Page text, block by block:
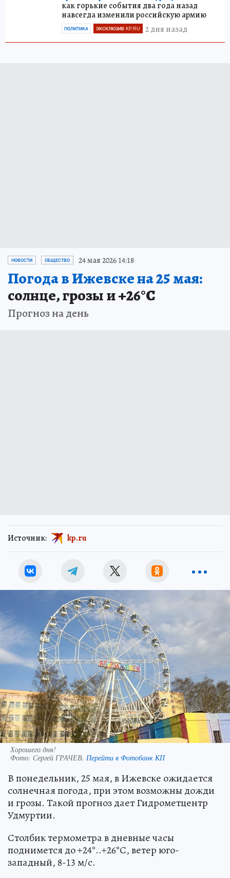
как горькие события два года назад
навсегда изменили российскую армию
2 дня назад
ПОЛИТИКА ЭКСКЛЮЗИВ KP.RU
НОВОСТИ ОБЩЕСТВО 24 мая 2026 14:18
Погода в Ижевске на 25 мая:
солнце, грозы и +26°С
Прогноз на день
Источник: kp.ru
Хорошего дня!
Фото: Сергей ГРАЧЕВ. Перейти в Фотобанк КП
В понедельник, 25 мая, в Ижевске ожидается
солнечная погода, при этом возможны дожди
и грозы. Такой прогноз дает Гидрометцентр
Удмуртии.
Столбик термометра в дневные часы
поднимется до +24°..+26°С, ветер юго-
западный, 8-13 м/с.